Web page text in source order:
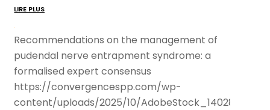
LIRE PLUS
Recommendations on the management of
pudendal nerve entrapment syndrome: a
formalised expert consensus
https://convergencespp.com/wp-
content/uploads/2025/10/AdobeStock_140286989-